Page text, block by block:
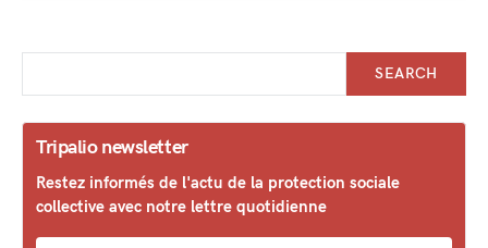
SEARCH
Tripalio newsletter
Restez informés de l'actu de la protection sociale
collective avec notre lettre quotidienne